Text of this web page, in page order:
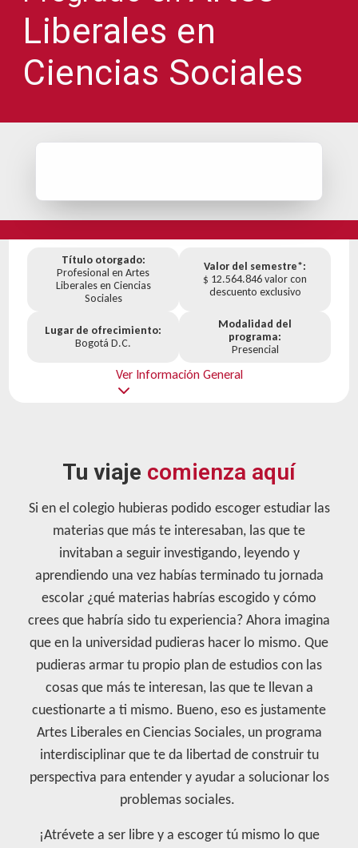
Liberales en
Ciencias Sociales
Título otorgado:
Profesional en Artes
Liberales en Ciencias
Sociales
Valor del semestre*:
$ 12.564.846 valor con
descuento exclusivo
Lugar de ofrecimiento:
Bogotá D.C.
Modalidad del
programa:
Presencial
Ver Información General
Tu viaje comienza aquí
Si en el colegio hubieras podido escoger estudiar las
materias que más te interesaban, las que te
invitaban a seguir investigando, leyendo y
aprendiendo una vez habías terminado tu jornada
escolar ¿qué materias habrías escogido y cómo
crees que habría sido tu experiencia? Ahora imagina
que en la universidad pudieras hacer lo mismo. Que
pudieras armar tu propio plan de estudios con las
cosas que más te interesan, las que te llevan a
cuestionarte a ti mismo. Bueno, eso es justamente
Artes Liberales en Ciencias Sociales, un programa
interdisciplinar que te da libertad de construir tu
perspectiva para entender y ayudar a solucionar los
problemas sociales.
¡Atrévete a ser libre y a escoger tú mismo lo que